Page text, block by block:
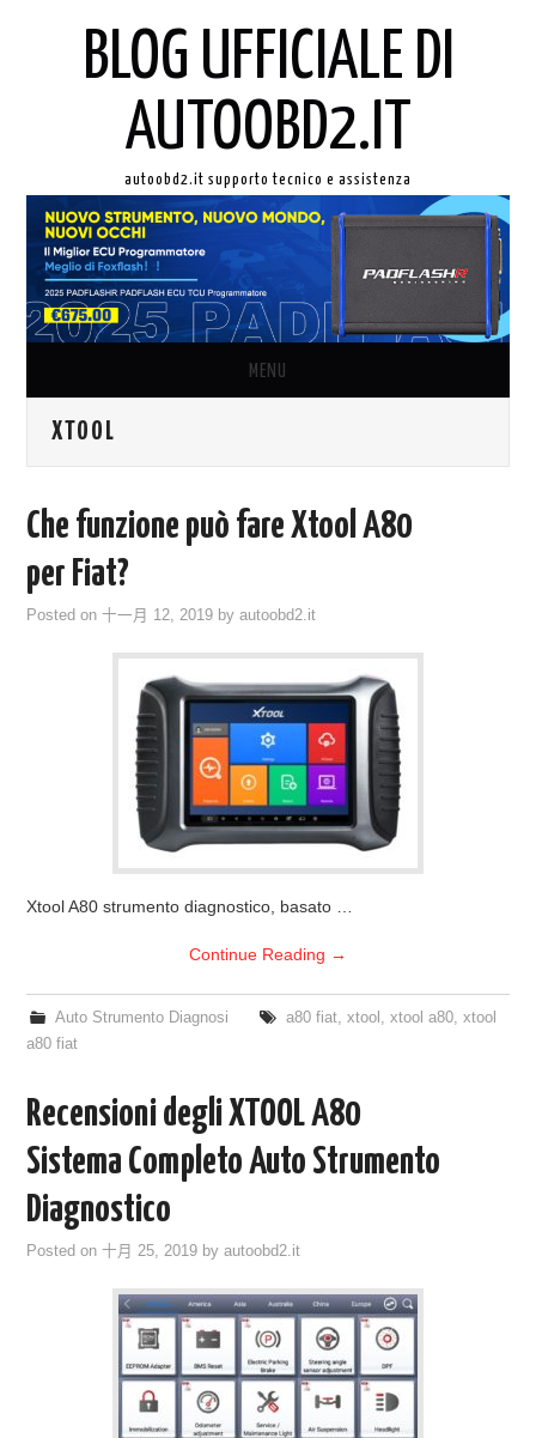
BLOG UFFICIALE DI
AUTOOBD2.IT
autoobd2.it supporto tecnico e assistenza
MENU
ORIGINALE LAUNCH X431
ECU PROGRAMMATORE
KEY CUTTING MACHINE
ORIGINALE OBDSTAR
ALIENTECH KESS V3
XTOOL
Che funzione può fare Xtool A80
per Fiat?
Posted on十一月 12, 2019 byautoobd2.it
Xtool A80 strumento diagnostico, basato …
Continue Reading →
Auto Strumento Diagnosi a80 fiat, xtool , xtool a80, xtool
a80 fiat
Recensioni degli XTOOL A80
Sistema Completo Auto Strumento
Diagnostico
Posted on十月 25, 2019 byautoobd2.it